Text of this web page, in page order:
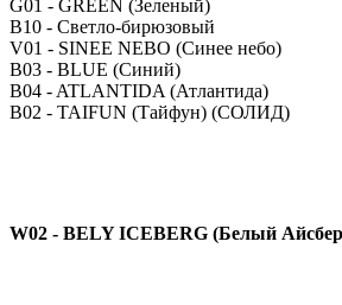
G01 - GREEN (Зеленый)
B10 - Светло-бирюзовый
V01 - SINEE NEBO (Синее небо)
B03 - BLUE (Синий)
B04 - ATLANTIDA (Атлантида)
B02 - TAIFUN (Тайфун) (СОЛИД)
W02 - BELY ICEBERG (Белый